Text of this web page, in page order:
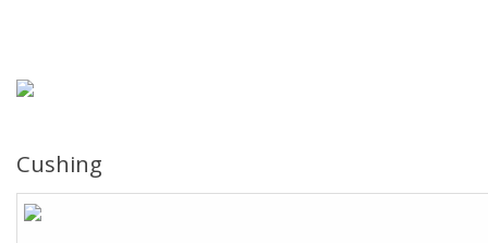
Hjem
Sundhed
Cushing